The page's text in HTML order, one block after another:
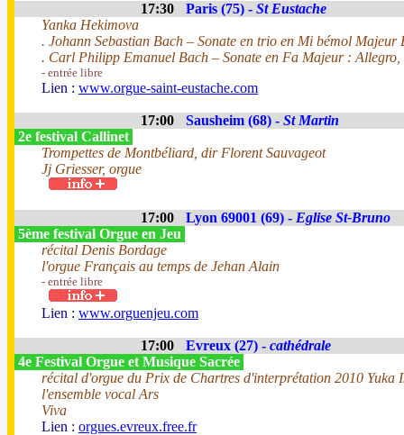
17:30 Paris (75) - St Eustache
Yanka Hekimova
. Johann Sebastian Bach – Sonate en trio en Mi bémol
. Carl Philipp Emanuel Bach – Sonate en Fa Majeur :
- entrée libre
Lien : www.orgue-saint-eustache.com
17:00 Sausheim (68) - St Martin
2e festival Callinet
Trompettes de Montbéliard, dir Florent Sauvageot
Jj Griesser, orgue
17:00 Lyon 69001 (69) - Eglise St-Bruno
5ème festival Orgue en Jeu
récital Denis Bordage
l'orgue Français au temps de Jehan Alain
- entrée libre
Lien : www.orguenjeu.com
17:00 Evreux (27) - cathédrale
4e Festival Orgue et Musique Sacrée
récital d'orgue du Prix de Chartres d'interprétation 2010 Yuka
l'ensemble vocal Ars
Viva
Lien : orgues.evreux.free.fr